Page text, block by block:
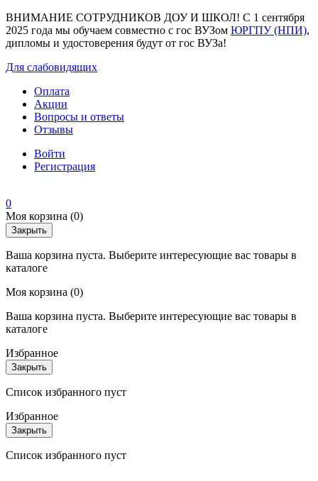
ВНИМАНИЕ СОТРУДНИКОВ ДОУ И ШКОЛ! С 1 сентября
2025 года мы обучаем совместно с гос ВУЗом ЮРГПУ (НПИ),
дипломы и удостоверения будут от гос ВУЗа!
Для слабовидящих
Оплата
Акции
Вопросы и ответы
Отзывы
Войти
Регистрация
0
Моя корзина (0)
Закрыть
Ваша корзина пуста. Выберите интересующие вас товары в
каталоге
Моя корзина (0)
Ваша корзина пуста. Выберите интересующие вас товары в
каталоге
Избранное
Закрыть
Список избранного пуст
Избранное
Закрыть
Список избранного пуст